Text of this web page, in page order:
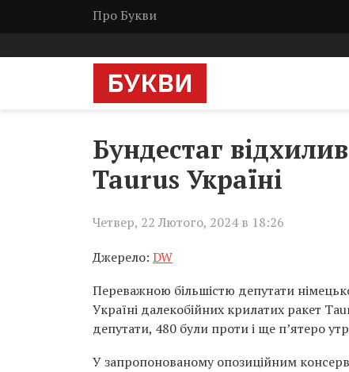
Про Букви
Бундестаг
Taurus Україні
Четвер, 22 Лютого, 2024 в 18:26
Джерело: DW
Переважною більшістю депутати
Україні далекобійних крилатих ракет
депутати, 480 були проти і ще п’ятеро
У запропонованому опозиційним